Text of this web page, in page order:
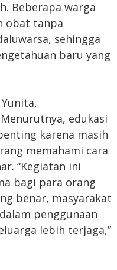
Beberapa warga
obat tanpa
sehingga
baru yang
edukasi
karena masih
memahami cara
“Kegiatan ini
bagi para orang
benar, masyarakat
penggunaan
lebih terjaga,”